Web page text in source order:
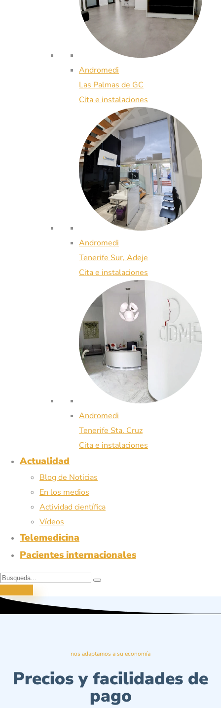
Andromedi
Las Palmas de GC
Cita e instalaciones
Andromedi
Tenerife Sur, Adeje
Cita e instalaciones
Andromedi
Tenerife Sta. Cruz
Cita e instalaciones
Actualidad
Blog de Noticias
En los medios
Actividad científica
Vídeos
Telemedicina
Pacientes internacionales
nos adaptamos a su economía
Precios y facilidades de
pago